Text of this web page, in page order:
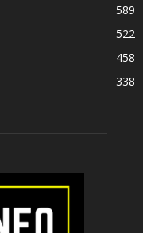
589
522
458
338